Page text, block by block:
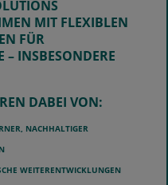
MIT FLEXIBLEN
FÜR
– INSBESONDERE
DABEI VON:
NACHHALTIGER
WEITERENTWICKLUNGEN